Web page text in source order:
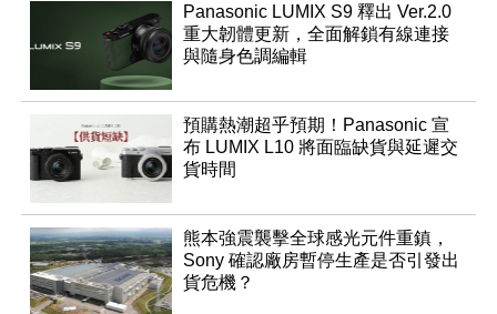
Panasonic LUMIX S9 釋出 Ver.2.0
重大韌體更新，全面解鎖有線連接
與隨身色調編輯
預購熱潮超乎預期！Panasonic 宣
布 LUMIX L10 將面臨缺貨與延遲交
貨時間
熊本強震襲擊全球感光元件重鎮，
Sony 確認廠房暫停生產是否引發出
貨危機？